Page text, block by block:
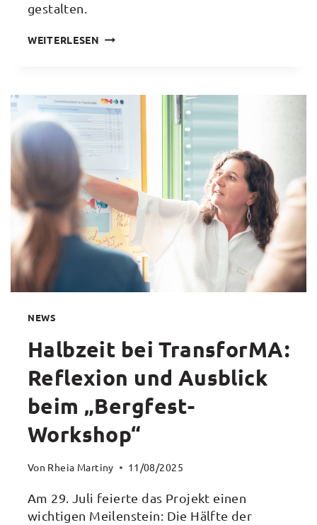
gestalten.
WEITERLESEN WISSEN
–
DIE
DIGITALE
TRANSFORMA-
BIBLIOTHEK
NEWS
Halbzeit bei TransforMA:
Reflexion und Ausblick
beim „Bergfest-
Workshop“
Von Rheia Martiny 11/08/2025
Am 29. Juli feierte das Projekt einen
wichtigen Meilenstein: Die Hälfte der